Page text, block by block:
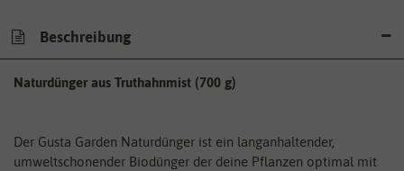
Beschreibung
Naturdünger aus Truthahnmist (700 g)
Der Gusta Garden Naturdünger ist ein langanhaltender,
umweltschonender Biodünger der deine Pflanzen optimal mit